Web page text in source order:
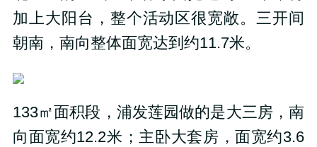
加上大阳台，整个活动区很宽敞。 三开间
朝南，南向整体面宽达到约11.7米。
133㎡面积段，浦发莲园做的是大三房，南
向面宽约12.2米；主卧大套房，面宽约3.6